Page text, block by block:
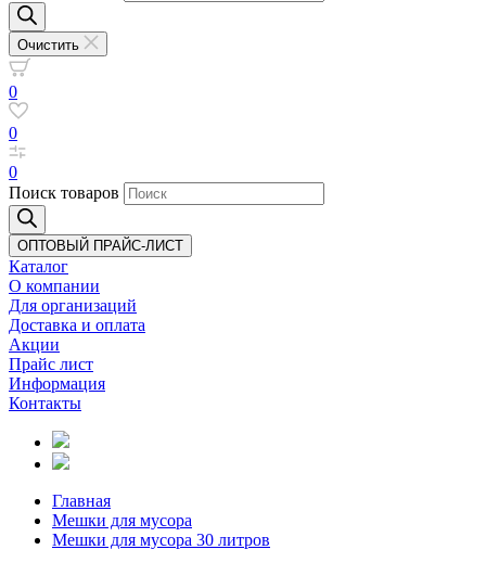
Очистить
0
0
0
Поиск товаров
ОПТОВЫЙ ПРАЙС-ЛИСТ
Каталог
О компании
Для организаций
Доставка и оплата
Акции
Прайс лист
Информация
Контакты
Главная
Мешки для мусора
Мешки для мусора 30 литров